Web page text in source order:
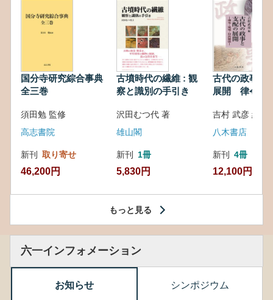
国分寺研究綜合事典
全三巻
須田勉 監修
高志書院
新刊 取り寄せ
46,200円
古墳時代の繊維 : 観
察と識別の手引き
沢田むつ代 著
雄山閣
新刊 1冊
5,830円
古代の政事と
展開 律令・
吉村 武彦 編集
八木書店
新刊 4冊
12,100円
もっと見る
六一インフォメーション
お知らせ シンポジウム